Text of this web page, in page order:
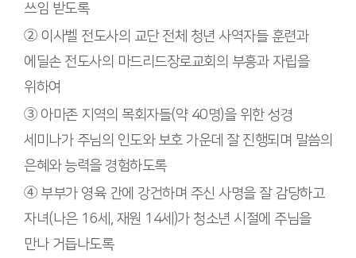
쓰임 받도록
② 이사벨 전도사의 교단 전체 청년 사역자들 훈련과
에딜손 전도사의 마드리드장로교회의 부흥과 자립을
위하여
③ 아마존 지역의 목회자들(약 40명)을 위한 성경
세미나가 주님의 인도와 보호 가운데 잘 진행되며 말씀의
은혜와 능력을 경험하도록
④ 부부가 영육 간에 강건하며 주신 사명을 잘 감당하고
자녀(나은 16세, 재원 14세)가 청소년 시절에 주님을
만나 거듭나도록